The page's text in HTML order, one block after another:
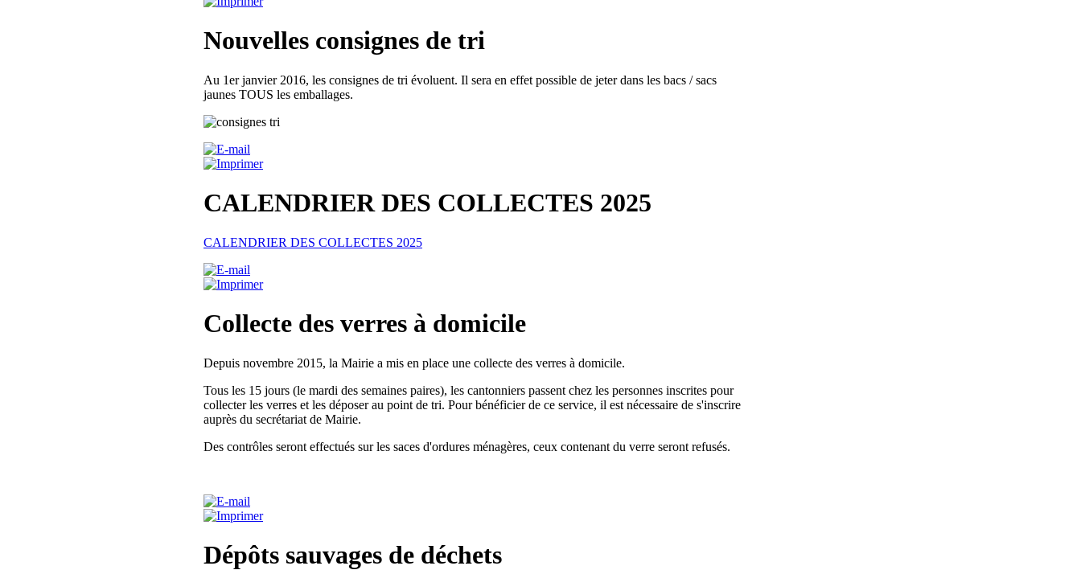
Nouvelles consignes de tri
Au 1er janvier 2016, les consignes de tri évoluent. Il sera en effet possible de jeter dans les bacs / sacs
jaunes TOUS les emballages.
CALENDRIER DES COLLECTES 2025
CALENDRIER DES COLLECTES 2025
Collecte des verres à domicile
Depuis novembre 2015, la Mairie a mis en place une collecte des verres à domicile.
Tous les 15 jours (le mardi des semaines paires), les cantonniers passent chez les personnes inscrites pour
collecter les verres et les déposer au point de tri. Pour bénéficier de ce service, il est nécessaire de s'inscrire
auprès du secrétariat de Mairie.
Des contrôles seront effectués sur les saces d'ordures ménagères, ceux contenant du verre seront refusés.
Dépôts sauvages de déchets